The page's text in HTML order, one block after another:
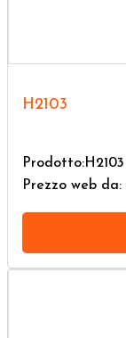
H2103
Prodotto:H2103
Prezzo web da: